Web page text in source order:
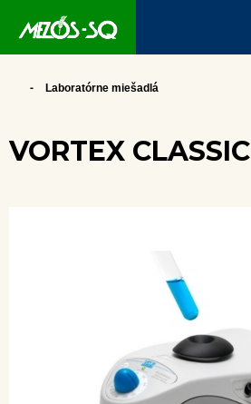
Laboratórne miešadlá
VORTEX CLASSIC